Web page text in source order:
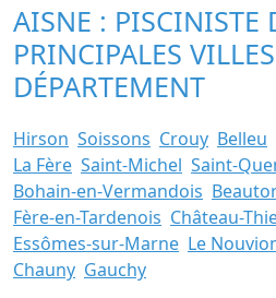
AISNE : PISCINISTE
PRINCIPALES
DÉPARTEMENT
Hirson Soissons Crouy Belleu
La Fère Saint-Michel Saint-
Bohain-en-Vermandois
Fère-en-Tardenois Château-
Essômes-sur-Marne Le
Chauny Gauchy